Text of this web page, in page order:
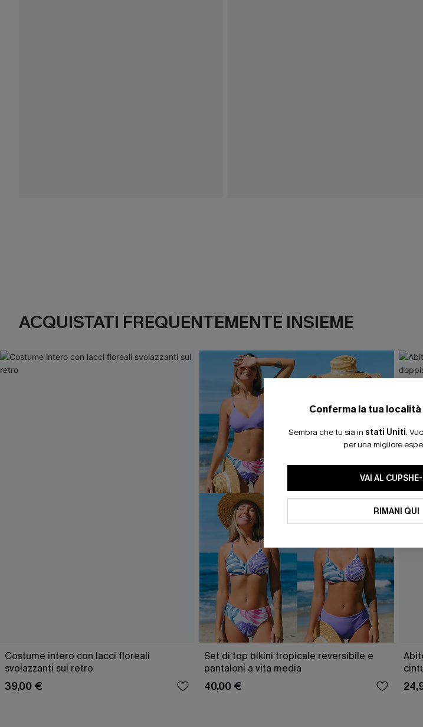
ACQUISTATI FREQUENTEMENTE INSIEME
Costume intero con lacci floreali
svolazzanti sul retro
39,00 €
Set di top bikini tropicale reversibile e
pantaloni a vita media
40,00 €
Conferma la tua
Sembra che tu sia in stati Uniti.
per una migliore
VAI AL
RIMANI QUI